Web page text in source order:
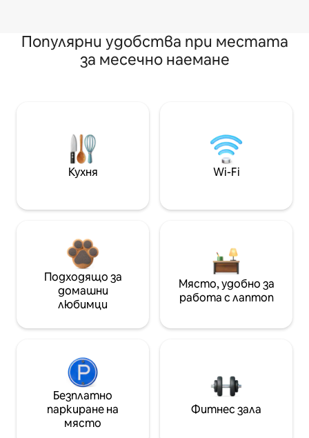
Популярни удобства при местата
за месечно наемане
Кухня Wi-Fi
Подходящо за
домашни
любимци
Място, удобно за
работа с лаптоп
Безплатно
паркиране на
място
Фитнес зала